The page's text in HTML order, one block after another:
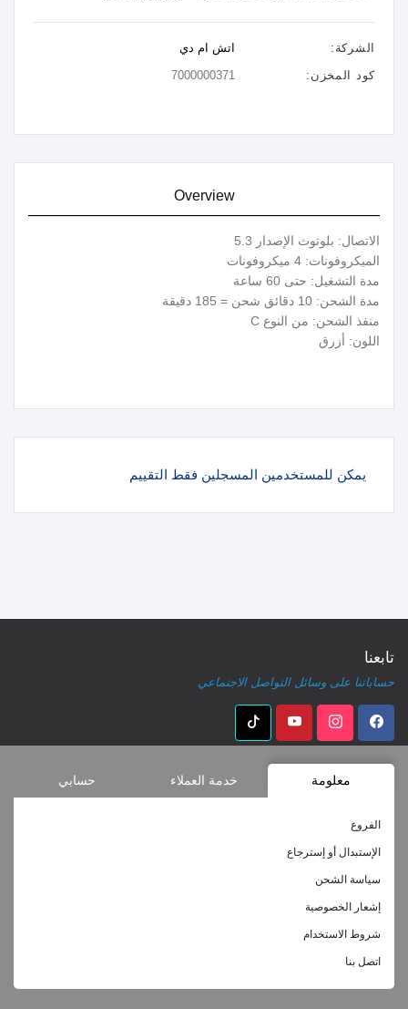
الشركة:
اتش ام دي
كود المخزن:
7000000371
Overview
الاتصال: بلوتوث الإصدار 5.3
الميكروفونات: 4 ميكروفونات
مدة التشغيل: حتى 60 ساعة
مدة الشحن: 10 دقائق شحن = 185 دقيقة
منفذ الشحن: من النوع C
اللون: أزرق
يمكن للمستخدمين المسجلين فقط التقييم
تابعنا
حساباتنا على وسائل التواصل الاجتماعي
معلومة خدمة العملاء حسابي
الفروع
الإستبدال أو إسترجاع
سياسة الشحن
إشعار الخصوصية
شروط الاستخدام
اتصل بنا